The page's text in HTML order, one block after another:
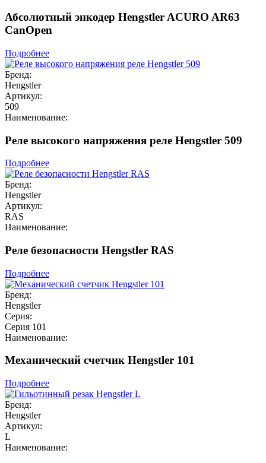
Абсолютный энкодер Hengstler ACURO AR63
CanOpen
Подробнее
Бренд:
Hengstler
Артикул:
509
Наименование:
Реле высокого напряжения реле Hengstler 509
Подробнее
Бренд:
Hengstler
Артикул:
RAS
Наименование:
Реле безопасности Hengstler RAS
Подробнее
Бренд:
Hengstler
Серия:
Серия 101
Наименование:
Механический счетчик Hengstler 101
Подробнее
Бренд:
Hengstler
Артикул:
L
Наименование: